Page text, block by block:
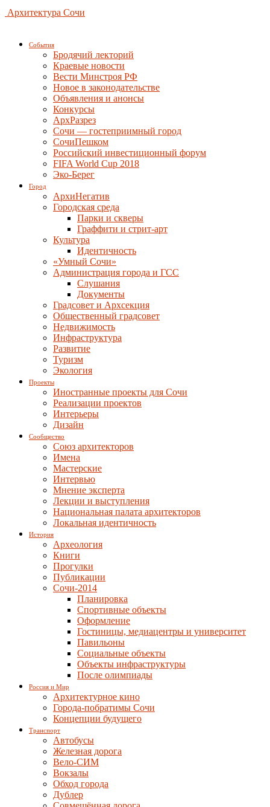
Архитектура Сочи
События
Бродячий лекторий
Краевые новости
Вести Минстроя РФ
Новое в законодательстве
Объявления и анонсы
Конкурсы
АрхРазрез
Сочи — гостеприимный город
СочиПешком
Российский инвестиционный форум
FIFA World Cup 2018
Эко-Берег
Город
АрхиНегатив
Городская среда
Парки и скверы
Граффити и стрит-арт
Культура
Идентичность
«Умный Сочи»
Администрация города и ГСС
Слушания
Документы
Градсовет и Архсекция
Общественный градсовет
Недвижимость
Инфраструктура
Развитие
Туризм
Экология
Проекты
Иностранные проекты для Сочи
Реализации проектов
Интерьеры
Дизайн
Сообщество
Союз архитекторов
Имена
Мастерские
Интервью
Мнение эксперта
Лекции и выступления
Национальная палата архитекторов
Локальная идентичность
История
Археология
Книги
Прогулки
Публикации
Сочи-2014
Планировка
Спортивные объекты
Оформление
Гостиницы, медиацентры и университет
Павильоны
Социальные объекты
Объекты инфраструктуры
После олимпиады
Россия и Мир
Архитектурное кино
Города-побратимы Сочи
Концепции будущего
Транспорт
Автобусы
Железная дорога
Вело-СИМ
Вокзалы
Обход города
Дублер